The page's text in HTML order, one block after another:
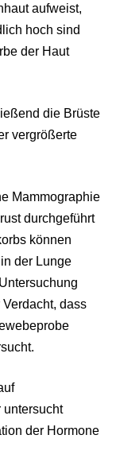
aufweist,
hoch sind
der Haut
die Brüste
vergrößerte
Mammographie
durchgeführt
können
der Lunge
dass
untersucht
der Hormone